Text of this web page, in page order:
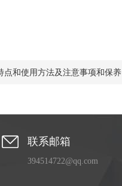
点和使用方法及注意事项和保养
联系邮箱
394514722@qq.com